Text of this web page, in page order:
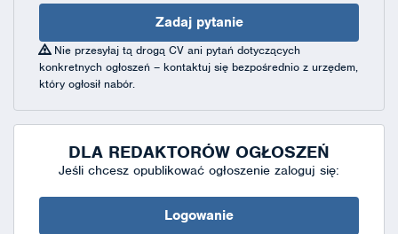
Zadaj pytanie
Nie przesyłaj tą drogą CV ani pytań dotyczących
konkretnych ogłoszeń – kontaktuj się bezpośrednio z urzędem,
który ogłosił nabór.
DLA REDAKTORÓW OGŁOSZEŃ
Jeśli chcesz opublikować ogłoszenie zaloguj się:
Logowanie